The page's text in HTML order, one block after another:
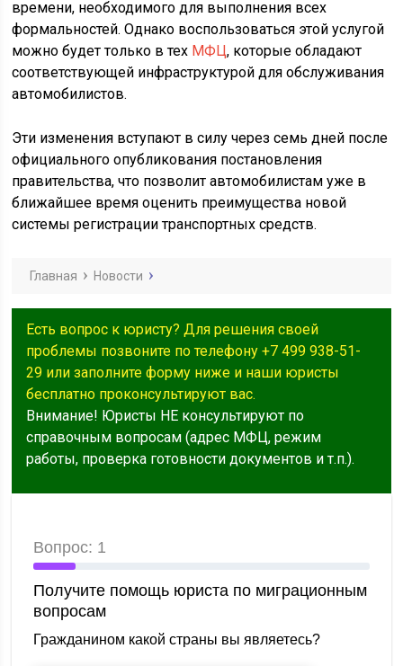
времени, необходимого для выполнения всех
формальностей. Однако воспользоваться этой услугой
можно будет только в тех МФЦ, которые обладают
соответствующей инфраструктурой для обслуживания
автомобилистов.
Эти изменения вступают в силу через семь дней после
официального опубликования постановления
правительства, что позволит автомобилистам уже в
ближайшее время оценить преимущества новой
системы регистрации транспортных средств.
Главная Новости
Есть вопрос к юристу? Для решения своей
проблемы позвоните по телефону +7 499 938-51-
29 или заполните форму ниже и наши юристы
бесплатно проконсультируют вас.
Внимание! Юристы НЕ консультируют по
справочным вопросам (адрес МФЦ, режим
работы, проверка готовности документов и т.п.).